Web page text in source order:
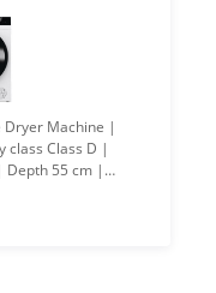
class Class D |
Depth 55 cm |